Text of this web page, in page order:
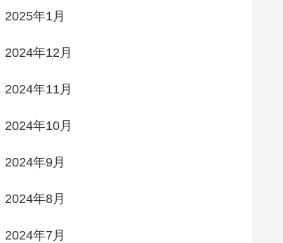
2025年1月
2024年12月
2024年11月
2024年10月
2024年9月
2024年8月
2024年7月